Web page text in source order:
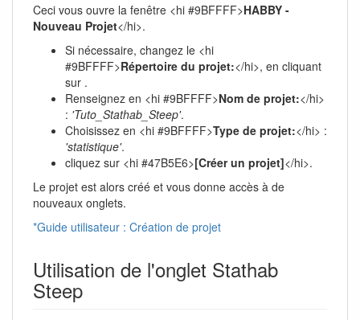
Ceci vous ouvre la fenêtre <hi #9BFFFF>HABBY -
Nouveau Projet</hi>.
Si nécessaire, changez le <hi
#9BFFFF>Répertoire du projet:</hi>, en cliquant
sur .
Renseignez en <hi #9BFFFF>Nom de projet:</hi>
: 'Tuto_Stathab_Steep'.
Choisissez en <hi #9BFFFF>Type de projet:</hi> :
'statistique'.
cliquez sur <hi #47B5E6>[Créer un projet]</hi>.
Le projet est alors créé et vous donne accès à de
nouveaux onglets.
*Guide utilisateur : Création de projet
Utilisation de l'onglet Stathab
Steep